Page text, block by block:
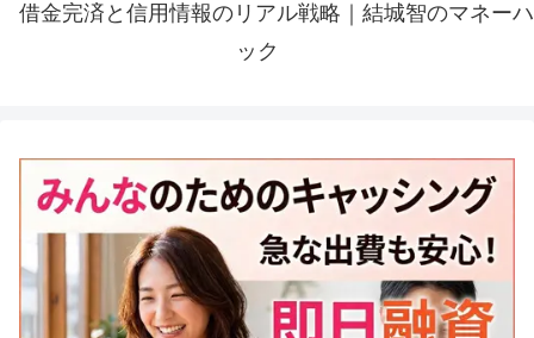
借金完済と信用情報のリアル戦略｜結城智のマネーハ
ック